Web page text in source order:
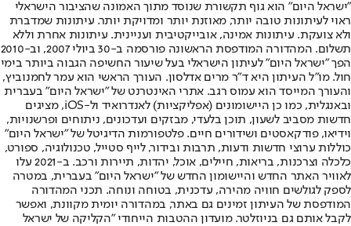
"ישראל היום" הוא גוף תקשורת שנוסד מתוך האמונה שהציבור הישראלי
ראוי לעיתונות טובה יותר, מאוזנת יותר ומדויקת יותר. עיתונות שמדברת
ולא צועקת. עיתונות אמינה, אובייקטיבית ועניינית. עיתונות אחרת וללא
תשלום. המהדורה המודפסת הראשונה פורסמה ב-30 ביולי 2007, וב-2010
הפך "ישראל היום" לעיתון הישראלי בעל שיעור החשיפה הגבוה ביותר בימי
חול. מו"ל העיתון היא ד"ר מרים אדלסון. העורך הראשי הוא עמר לחמנוביץ,
והעורך המייסד הוא עמוס רגב. אתרי האינטרנט של "ישראל היום" בעברית
ובאנגלית, כמו כן היישומונים (אפליקציות) לאנדרואיד ול-iOS, מציגים
חדשות מסביב לשעון, תוכן בלעדי, מבזקים ועדכונים, ניתוחים ופרשנויות,
וידיאו, פודקאסטים ושידורים חיים. פלטפורמות הדיגיטל של "ישראל היום"
כוללות ערוצי חדשות ודעות, תרבות ובידור, לייף סטייל, טכנולוגיה, ספורט,
כלכלה וצרכנות, בריאות, חיילים, אוכל, יהדות, תיירות ורכב. ב-2021 עלו
לאוויר האתר החדש והיישומון החדש של "ישראל היום" בעברית, במטרה
לספק לגולשים חוויה מהירה, עדכנית, בטוחה ונוחה. תכני המהדורה
המודפסת של העיתון זמינים גם באתר, במהדורה יומית מקוונת, ואפשר
לקבל אותם גם בניוזלטר. מועדון ההטבות הייחודי "הקליקה של ישראל